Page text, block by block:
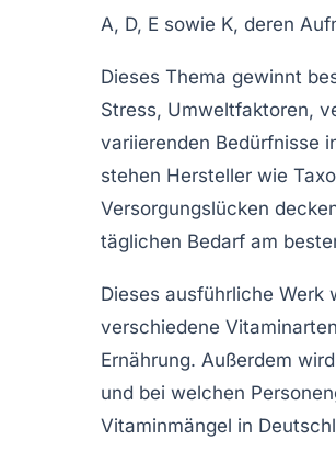
A, D, E sowie K, deren
Dieses Thema gewinnt
Stress, Umweltfaktoren,
variierenden Bedürfnisse
stehen Hersteller wie
Versorgungslücken
täglichen Bedarf am
Dieses ausführliche Werk
verschiedene
Ernährung. Außerdem
und bei welchen
Vitaminmängel in